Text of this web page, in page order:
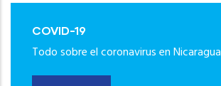
COVID-19
Todo sobre el coronavirus en Nicaragua